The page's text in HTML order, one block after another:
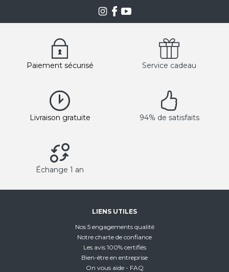
Paiement sécurisé Service cadeau
Livraison gratuite 94% de satisfaits
Échange 1 an
LIENS UTILES
Nos 5 engagements qualité
Notre charte de confiance
Les avis 100% certifiés
Bien-être en entreprise
On vous aide - FAQ